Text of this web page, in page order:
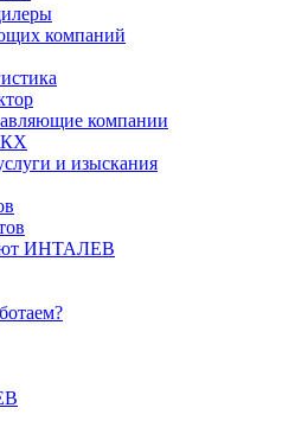
компаний
компании
и изыскания
ИНТАЛЕВ